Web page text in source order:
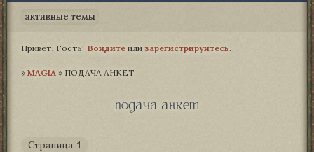
активные темы
Привет, Гость! Войдите или зарегистрируйтесь.
» MAGIA­ » ПОДАЧА АНКЕТ
подача анкет
Страница: 1